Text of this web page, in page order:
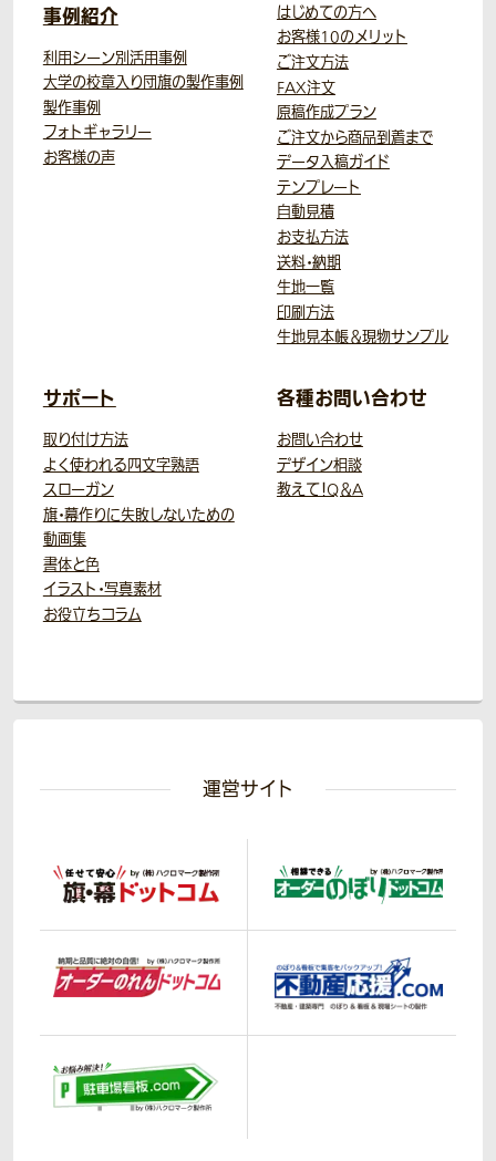
事例紹介
利用シーン別活用事例
大学の校章入り団旗の製作事例
製作事例
フォトギャラリー
お客様の声
はじめての方へ
お客様10のメリット
ご注文方法
FAX注文
原稿作成プラン
ご注文から商品到着まで
データ入稿ガイド
テンプレート
自動見積
お支払方法
送料・納期
生地一覧
印刷方法
生地見本帳＆現物サンプル
サポート
取り付け方法
よく使われる四文字熟語
スローガン
旗・幕作りに失敗しないための
動画集
書体と色
イラスト・写真素材
お役立ちコラム
各種お問い合わせ
お問い合わせ
デザイン相談
教えて！Q＆A
運営サイト